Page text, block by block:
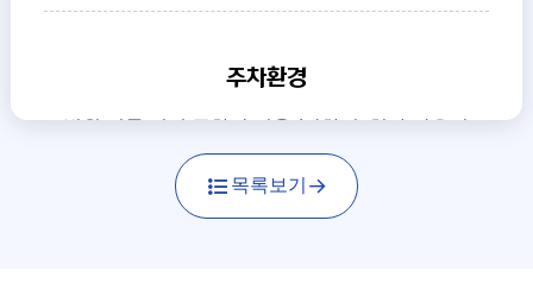
주차환경
병원 건물 뒤편 주차장 이용 (만차시, 치과 맞은편
건물 골목 공영주차장 이용)
목록보기